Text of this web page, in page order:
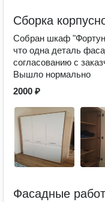
Сборка
Собран шкаф
что одна деталь
согласованию с
Вышло нормально
2000 ₽
Фасадные